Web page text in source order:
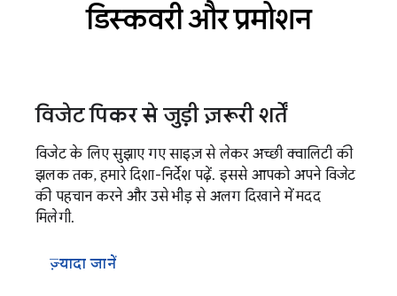
डिस्कवरी और प्रमोशन
विजेट पिकर से जुड़ी ज़रूरी शर्तें
विजेट के लिए सुझाए गए साइज़ से लेकर अच्छी क्वालिटी की
झलक तक, हमारे दिशा-निर्देश पढ़ें. इससे आपको अपने विजेट
की पहचान करने और उसे भीड़ से अलग दिखाने में मदद
मिलेगी.
ज़्यादा जानें